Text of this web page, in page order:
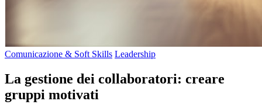
Comunicazione & Soft Skills Leadership
La gestione dei collaboratori: creare
gruppi motivati